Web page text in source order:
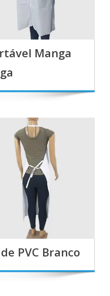
Manga
PVC Branco